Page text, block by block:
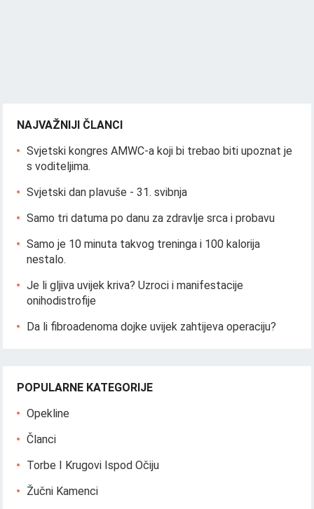
NAJVAŽNIJI ČLANCI
Svjetski kongres AMWC-a koji bi trebao biti upoznat je
s voditeljima.
Svjetski dan plavuše - 31. svibnja
Samo tri datuma po danu za zdravlje srca i probavu
Samo je 10 minuta takvog treninga i 100 kalorija
nestalo.
Je li gljiva uvijek kriva? Uzroci i manifestacije
onihodistrofije
Da li fibroadenoma dojke uvijek zahtijeva operaciju?
POPULARNE KATEGORIJE
Opekline
Članci
Torbe I Krugovi Ispod Očiju
Žučni Kamenci